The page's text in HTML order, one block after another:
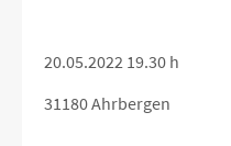
20.05.2022 19.30 h
31180 Ahrbergen